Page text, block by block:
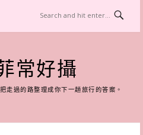
常好攝
走過的路整理成你下一趟旅行的答案。